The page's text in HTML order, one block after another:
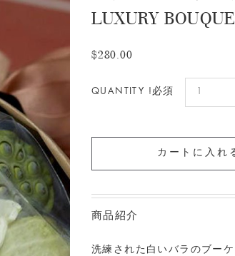
LUXURY
$280.00
QUANTITY !必須
商品紹介
洗練された白いバラのブー